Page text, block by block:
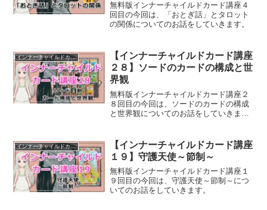
無料版インナーチャイルドカード講座４
回目の今回は、「おとぎ話」とタロット
の関係についてのお話をしていきます。
インナーチャイルドカード講座
【インナーチャイルドカード講座
２８】ソードのカードの構成と世
界観
無料版インナーチャイルドカード講座２
８回目の今回は、ソードのカードの構成
と世界観についてのお話をしていきま
インナーチャイルドカード講座
【インナーチャイルドカード講座
１９】守護天使～節制～
無料版インナーチャイルドカード講座１
９回目の今回は、守護天使～節制～につ
いてのお話をしていきます。